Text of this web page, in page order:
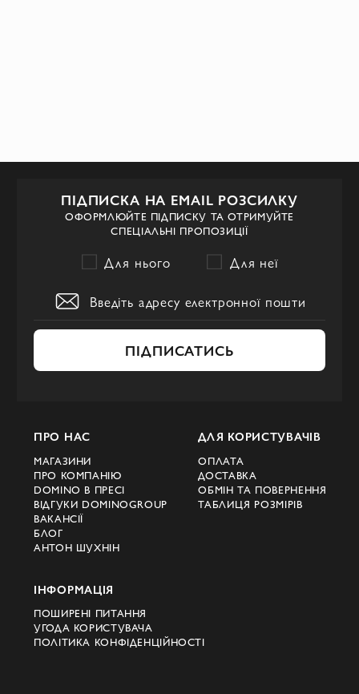
ПІДПИСКА НА EMAIL РОЗСИЛКУ
ОФОРМЛЮЙТЕ ПІДПИСКУ ТА ОТРИМУЙТЕ
СПЕЦІАЛЬНІ ПРОПОЗИЦІЇ
Для нього Для неї
ПІДПИСАТИСЬ
ПРО НАС
МАГАЗИНИ
ПРО КОМПАНІЮ
DOMINO В ПРЕСІ
ВІДГУКИ DOMINOGROUP
ВАКАНСІЇ
БЛОГ
АНТОН ШУХНІН
ДЛЯ КОРИСТУВАЧІВ
ОПЛАТА
ДОСТАВКА
ОБМІН ТА ПОВЕРНЕННЯ
ТАБЛИЦЯ РОЗМІРІВ
ІНФОРМАЦІЯ
ПОШИРЕНІ ПИТАННЯ
УГОДА КОРИСТУВАЧА
ПОЛІТИКА КОНФІДЕНЦІЙНОСТІ